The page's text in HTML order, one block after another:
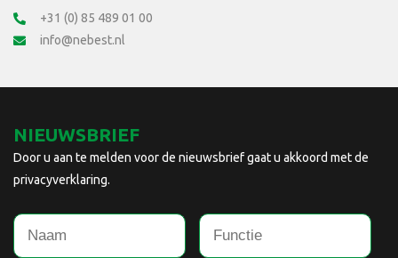
+31 (0) 85 489 01 00
info@nebest.nl
NIEUWSBRIEF
Door u aan te melden voor de nieuwsbrief gaat u akkoord met de
privacyverklaring.